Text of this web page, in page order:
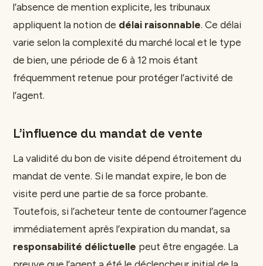
l’absence de mention explicite, les tribunaux
appliquent la notion de délai raisonnable. Ce délai
varie selon la complexité du marché local et le type
de bien, une période de 6 à 12 mois étant
fréquemment retenue pour protéger l’activité de
l’agent.
L’influence du mandat de vente
La validité du bon de visite dépend étroitement du
mandat de vente. Si le mandat expire, le bon de
visite perd une partie de sa force probante.
Toutefois, si l’acheteur tente de contourner l’agence
immédiatement après l’expiration du mandat, sa
responsabilité délictuelle peut être engagée. La